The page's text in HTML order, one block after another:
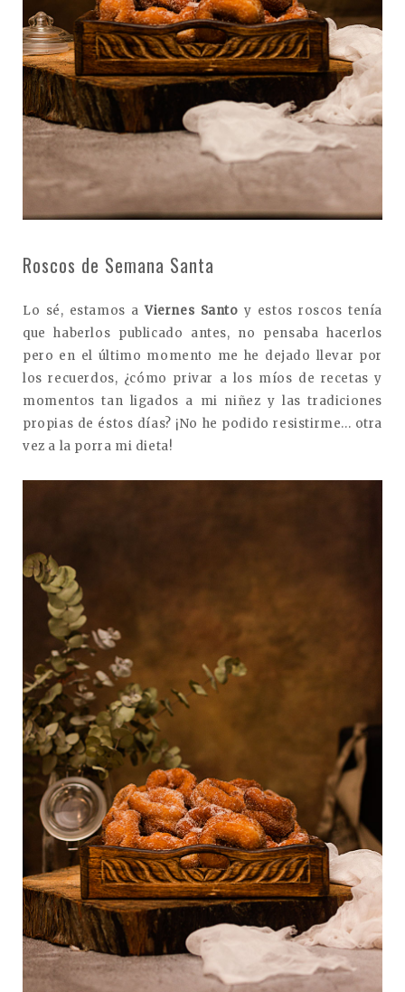
Roscos de Semana Santa
Lo sé, estamos aViernes Santo y estos roscos tenía
que haberlos publicado antes, no pensaba hacerlos
pero en el último momento me he dejado llevar por
los recuerdos, ¿cómo privar a los míos de recetas y
momentos tan ligados a mi niñez y las tradiciones
propias de éstos días? ¡No he podido resistirme... otra
vez a la porra mi dieta!